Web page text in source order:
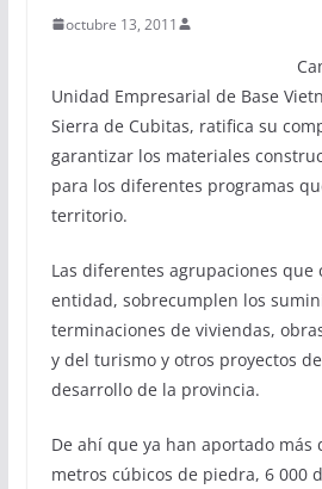
octubre 13, 2011
Unidad Empresarial de Base
Sierra de Cubitas, ratifica su
garantizar los materiales
para los diferentes programas
territorio.
Las diferentes agrupaciones que
entidad, sobrecumplen los
terminaciones de viviendas,
y del turismo y otros proyectos
desarrollo de la provincia.
De ahí que ya han aportado más
metros cúbicos de piedra, 6 000